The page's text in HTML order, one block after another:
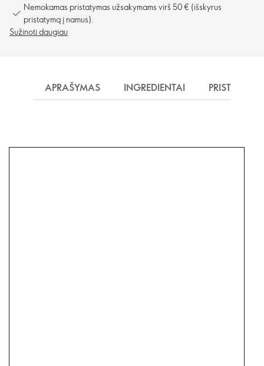
Nemokamas pristatymas užsakymams virš 50 € (išskyrus
pristatymą į namus).
Sužinoti daugiau
APRAŠYMAS INGREDIENTAI